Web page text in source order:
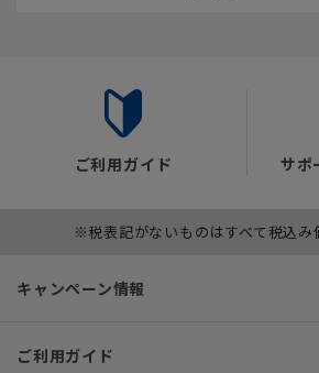
ご利用ガイド サポ
※税表記がないものはすべて税込み
キャンペーン情報
ご利用ガイド